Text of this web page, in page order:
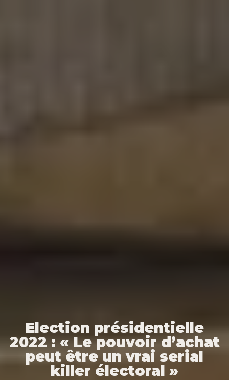
Election présidentielle
2022 : « Le pouvoir d’achat
peut être un vrai serial
killer électoral »